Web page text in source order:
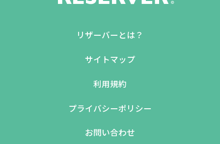
リザーバーとは？
サイトマップ
利用規約
プライバシーポリシー
お問い合わせ